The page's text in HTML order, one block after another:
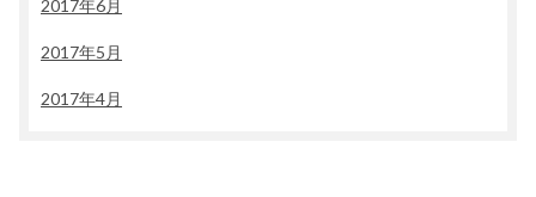
2017年6月
2017年5月
2017年4月